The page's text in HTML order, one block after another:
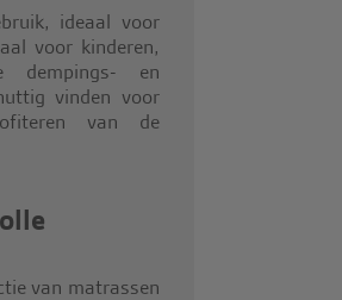
ideaal voor
voor kinderen,
dempings- en
vinden voor
van de
van matrassen